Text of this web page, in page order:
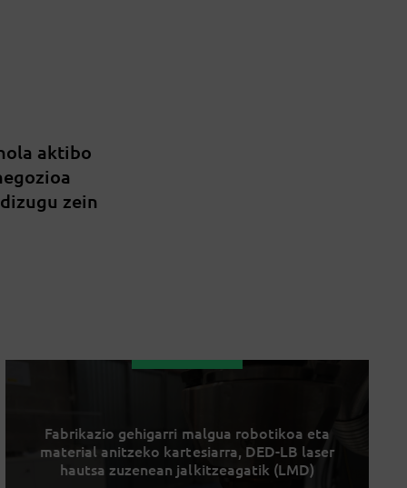
aktibo
zein
Fabrikazio gehigarri malgua robotikoa eta
material anitzeko kartesiarra, DED-LB laser
hautsa zuzenean jalkitzeagatik (LMD)